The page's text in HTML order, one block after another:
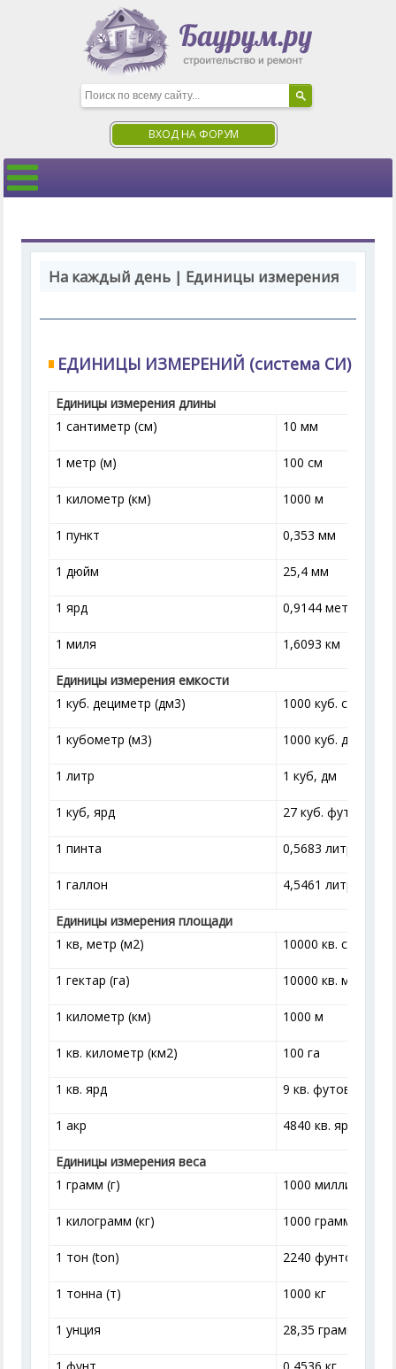
ВХОД НА ФОРУМ
На каждый день | Единицы измерения
ЕДИНИЦЫ ИЗМЕРЕНИЙ (система СИ)
Единицы измерения длины
1 сантиметр (см)
10 мм
1 метр (м) 100 см
1 километр (км) 1000 м
1 пункт 0,353 мм
1 дюйм 25,4 мм
1 ярд 0,9144 метра
1 миля 1,6093 км
Единицы измерения емкости
1 куб. дециметр (дм3) 1000 куб. см
1 кубометр (м3) 1000 куб. дм
1 литр 1 куб, дм
1 куб, ярд 27 куб. футов
1 пинта 0,5683 литра
1 галлон 4,5461 литра
Единицы измерения площади
1 кв, метр (м2) 10000 кв. см
1 гектар (га) 10000 кв. м
1 километр (км) 1000 м
1 кв. километр (км2) 100 га
1 кв. ярд 9 кв. футов
1 акр 4840 кв. ярдов
Единицы измерения веса
1 грамм (г)
1000 миллиграмм
1 килограмм (кг) 1000 грамм
1 тон (ton) 2240 фунтов
1 тонна (т) 1000 кг
1 унция 28,35 грамма